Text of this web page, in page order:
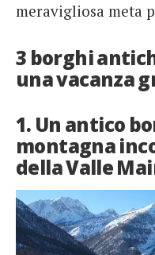
meravigliosa meta
3 borghi
una vacanza
1. Un antico
montagna
della Valle